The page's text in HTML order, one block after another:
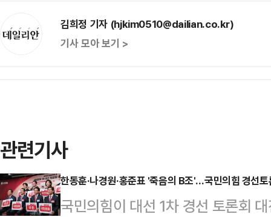
김희정 기자 (hjkim0510@dailian.co.kr)
기사 모아 보기 >
관련기사
한동훈·나경원·홍준표 '죽음의 B조'…국민의힘 경선
국민의힘이 대선 1차 경선 토론회